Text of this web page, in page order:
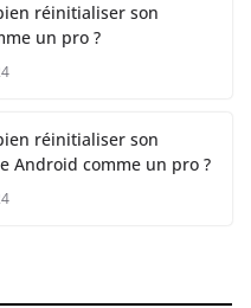
réinitialiser son
un pro ?
réinitialiser son
Android comme un pro ?